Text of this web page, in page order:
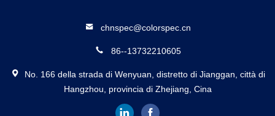
chnspec@colorspec.cn
86--13732210605
No. 166 della strada di Wenyuan, distretto di Jianggan, città di
Hangzhou, provincia di Zhejiang, Cina